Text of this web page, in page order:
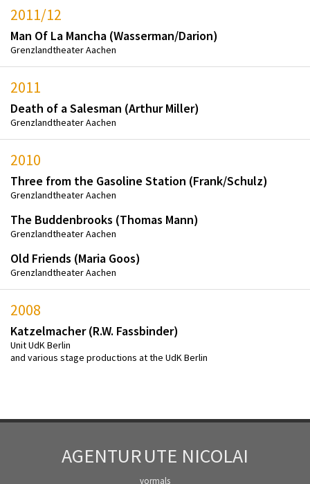
2011/12
Man Of La Mancha (Wasserman/Darion)
Grenzlandtheater Aachen
2011
Death of a Salesman (Arthur Miller)
Grenzlandtheater Aachen
2010
Three from the Gasoline Station (Frank/Schulz)
Grenzlandtheater Aachen
The Buddenbrooks (Thomas Mann)
Grenzlandtheater Aachen
Old Friends (Maria Goos)
Grenzlandtheater Aachen
2008
Katzelmacher (R.W. Fassbinder)
Unit UdK Berlin
and various stage productions at the UdK Berlin
AGENTURUTE NICOLAI
vormals